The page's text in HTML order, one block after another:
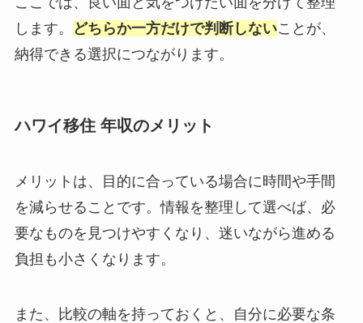
します。
どちらか一方だけで判断しないことが、
納得できる選択につながります。
ハワイ移住 年収のメリット
メリットは、目的に合っている場合に時間や手間
を減らせることです。情報を整理して選べば、必
要なものを見つけやすくなり、迷いながら進める
負担も小さくなります。
また、比較の軸を持っておくと、自分に必要な条